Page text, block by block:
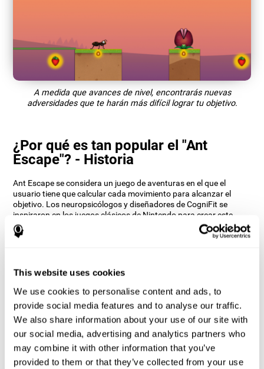
This website uses cookies
We use cookies to personalise content and ads, to
provide social media features and to analyse our traffic.
We also share information about your use of our site with
our social media, advertising and analytics partners who
may combine it with other information that you’ve
provided to them or that they’ve collected from your use
A medida que avances de nivel, encontrarás nuevas
adversidades que te harán más difícil lograr tu objetivo.
¿Por qué es tan popular el "Ant
Escape"? - Historia
Ant Escape se considera un juego de aventuras en el que el
usuario tiene que calcular cada movimiento para alcanzar el
objetivo. Los neuropsicólogos y diseñadores de CogniFit se
inspiraron en los juegos clásicos de Nintendo para crear este
juego. El usuario tiene que pensar de manera diferente y calcular
cada movimiento lo más rápido posible para llegar al hormiguero.
¿Cómo mejora el juego mental "Ant
Escape" mis habilidades cognitivas?
Jugar a Ant Escape estimula un patrón de activación neural
específico. Repetir y entrenar de manera consistente este patrón,
puede ayudar a crear nuevas sinapsis, y a que los circuitos
neuronales se reorganicen y recuperen funciones cognitivas
debilitadas o dañadas.